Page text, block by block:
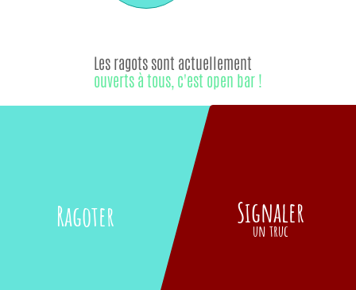
Ragoter
Les ragots sont actuellement
ouverts à tous, c'est open bar !
Signaler
un truc